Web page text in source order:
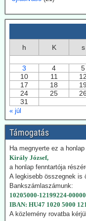
Svensmark neve
felhőképződés
esetben az IPCC
2026.07.28. EIKE:
fokozza a
kiaknázását
Az USA képviselőháza
kiaknázásának
összesen 29 TWh
hatósági úton kívánja a
2026.07.22.
visszakozik
Japán –
helyezi azokat a
szennyezőbb korszak
hatóságok „rendkívüli
tüzelőanyagnak a
megígérték.
Hogy kedvezzen a
vállalta a teljes
h K s
3
4 5
10
11 12
17
18 19
24
25 26
31
« júl
Támogatás
Ha megnyerte ez a
Király József,
a honlap fenntartója
A legkisebb összegnek is
Bankszámlaszámunk:
10205000-12199224-
IBAN: HU47 1020 5000
A közlemény rovatba